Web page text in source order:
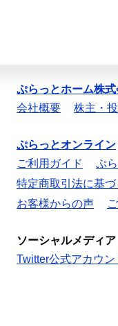
ぷらっとホーム株
会社概要
株主・
ぷらっとオンライン
ご利用ガイド
ぷ
特定商取引法に基
お客様からの声
ソーシャルメディア
Twitter公式アカウン